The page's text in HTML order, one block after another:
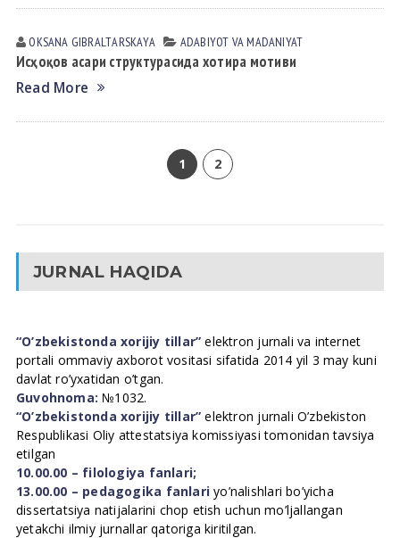
OKSANA GIBRАLTАRSKАYA АDАBIYOT VА MАDАNIYAT
Исҳоқов асари структурасида хотира мотиви
Read More
1 2
JURNAL HAQIDA
“O’zbekistonda xorijiy tillar” elektron jurnali va internet
portali ommaviy axborot vositasi sifatida 2014 yil 3 may kuni
davlat ro’yxatidan o’tgan.
Guvohnoma: №1032.
“O’zbekistonda xorijiy tillar” elektron jurnali O’zbekiston
Respublikasi Oliy attestatsiya komissiyasi tomonidan tavsiya
etilgan
10.00.00 – filologiya fanlari;
13.00.00 – pedagogika fanlari yo’nalishlari bo’yicha
dissertatsiya natijalarini chop etish uchun mo’ljallangan
yetakchi ilmiy jurnallar qatoriga kiritilgan.